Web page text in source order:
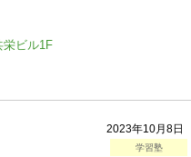
栄ビル1F
2023年10月8日
学習塾